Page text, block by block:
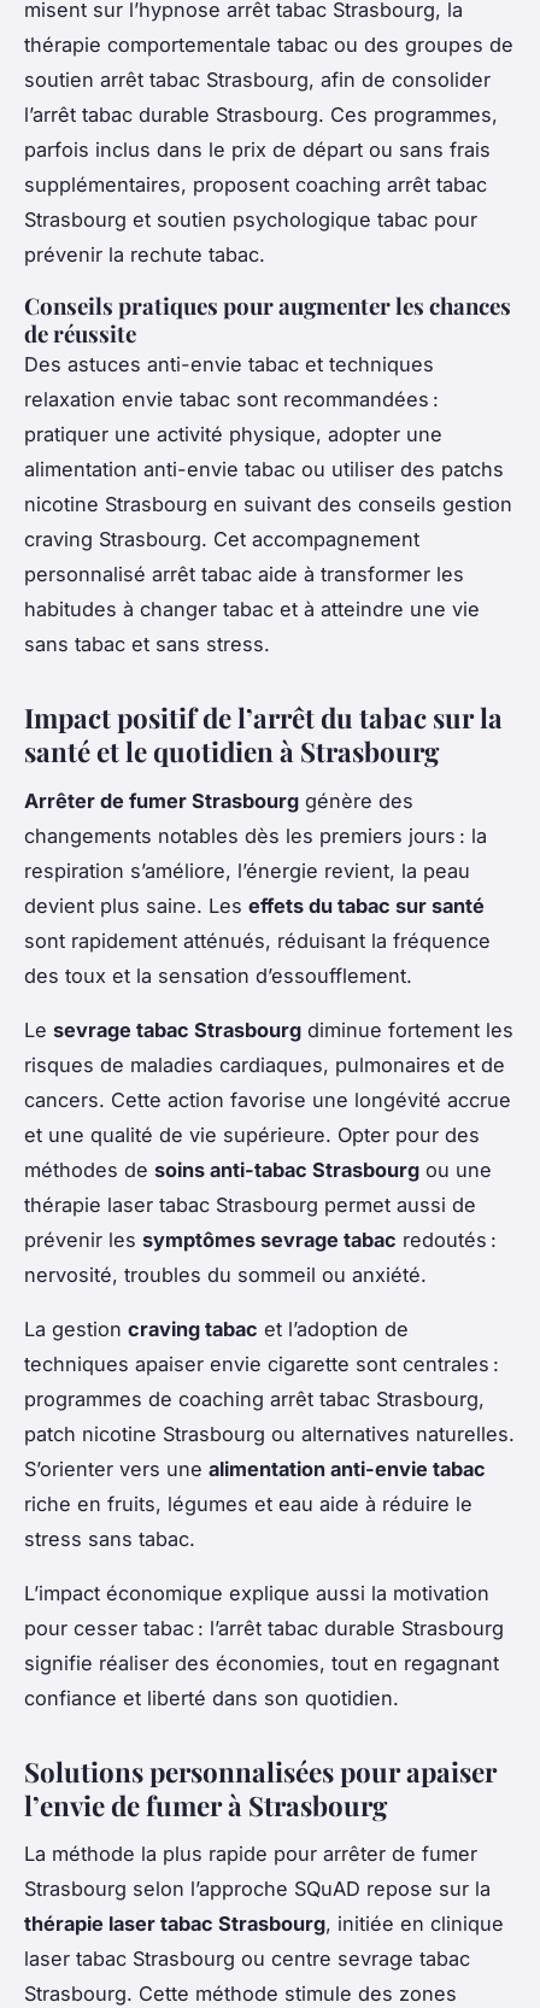
misent sur l’hypnose arrêt tabac Strasbourg, la
thérapie comportementale tabac ou des groupes de
soutien arrêt tabac Strasbourg, afin de consolider
l’arrêt tabac durable Strasbourg. Ces programmes,
parfois inclus dans le prix de départ ou sans frais
supplémentaires, proposent coaching arrêt tabac
Strasbourg et soutien psychologique tabac pour
prévenir la rechute tabac.
Conseils pratiques pour augmenter les chances
de réussite
Des astuces anti-envie tabac et techniques
relaxation envie tabac sont recommandées :
pratiquer une activité physique, adopter une
alimentation anti-envie tabac ou utiliser des patchs
nicotine Strasbourg en suivant des conseils gestion
craving Strasbourg. Cet accompagnement
personnalisé arrêt tabac aide à transformer les
habitudes à changer tabac et à atteindre une vie
sans tabac et sans stress.
Impact positif de l’arrêt du tabac sur la
santé et le quotidien à Strasbourg
Arrêter de fumer Strasbourg génère des
changements notables dès les premiers jours : la
respiration s’améliore, l’énergie revient, la peau
devient plus saine. Les effets du tabac sur santé
sont rapidement atténués, réduisant la fréquence
des toux et la sensation d’essoufflement.
Le sevrage tabac Strasbourg diminue fortement les
risques de maladies cardiaques, pulmonaires et de
cancers. Cette action favorise une longévité accrue
et une qualité de vie supérieure. Opter pour des
méthodes de soins anti-tabac Strasbourg ou une
thérapie laser tabac Strasbourg permet aussi de
prévenir les symptômes sevrage tabac redoutés :
nervosité, troubles du sommeil ou anxiété.
La gestion craving tabac et l’adoption de
techniques apaiser envie cigarette sont centrales :
programmes de coaching arrêt tabac Strasbourg,
patch nicotine Strasbourg ou alternatives naturelles.
S’orienter vers une alimentation anti-envie tabac
riche en fruits, légumes et eau aide à réduire le
stress sans tabac.
L’impact économique explique aussi la motivation
pour cesser tabac : l’arrêt tabac durable Strasbourg
signifie réaliser des économies, tout en regagnant
confiance et liberté dans son quotidien.
Solutions personnalisées pour apaiser
l’envie de fumer à Strasbourg
La méthode la plus rapide pour arrêter de fumer
Strasbourg selon l’approche SQuAD repose sur la
thérapie laser tabac Strasbourg, initiée en clinique
laser tabac Strasbourg ou centre sevrage tabac
Strasbourg. Cette méthode stimule des zones